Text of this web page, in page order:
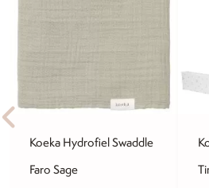
Koeka Hydrofiel Swaddle
Faro Sage